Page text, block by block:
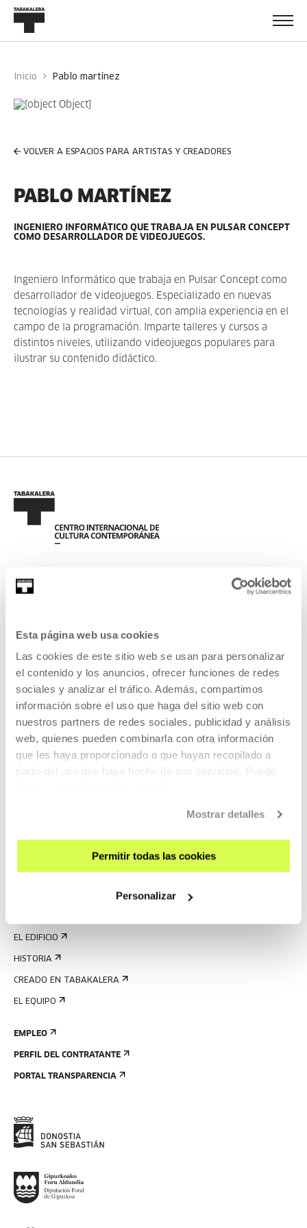
Esta página web usa cookies
Las cookies de este sitio web se usan para personalizar
el contenido y los anuncios, ofrecer funciones de redes
sociales y analizar el tráfico. Además, compartimos
información sobre el uso que haga del sitio web con
nuestros partners de redes sociales, publicidad y análisis
web, quienes pueden combinarla con otra información
que les haya proporcionado o que hayan recopilado a
partir del uso que haya hecho de sus servicios. Puede
Mostrar detalles
Permitir todas las cookies
Personalizar
Inicio pablo martínez
VOLVER A ESPACIOS PARA ARTISTAS Y CREADORES
PABLO MARTÍNEZ
INGENIERO INFORMÁTICO QUE TRABAJA EN PULSAR CONCEPT
COMO DESARROLLADOR DE VIDEOJUEGOS.
Ingeniero Informático que trabaja en Pulsar Concept como
desarrollador de videojuegos. Especializado en nuevas
tecnologías y realidad virtual, con amplia experiencia en el
campo de la programación. Imparte talleres y cursos a
distintos niveles, utilizando videojuegos populares para
ilustrar su contenido didáctico.
REGÍSTRATE AL BOLETÍN
VISÍTANOS
CONTACTO Y HORARIOS
VISITAS GUIADAS
ALOJAMIENTO
ACCESIBILIDAD
NORMAS
ALQUILER DE ESPACIOS
EL EDIFICIO
HISTORIA
CREADO EN TABAKALERA
EL EQUIPO
EMPLEO
PERFIL DEL CONTRATANTE
PORTAL TRANSPARENCIA